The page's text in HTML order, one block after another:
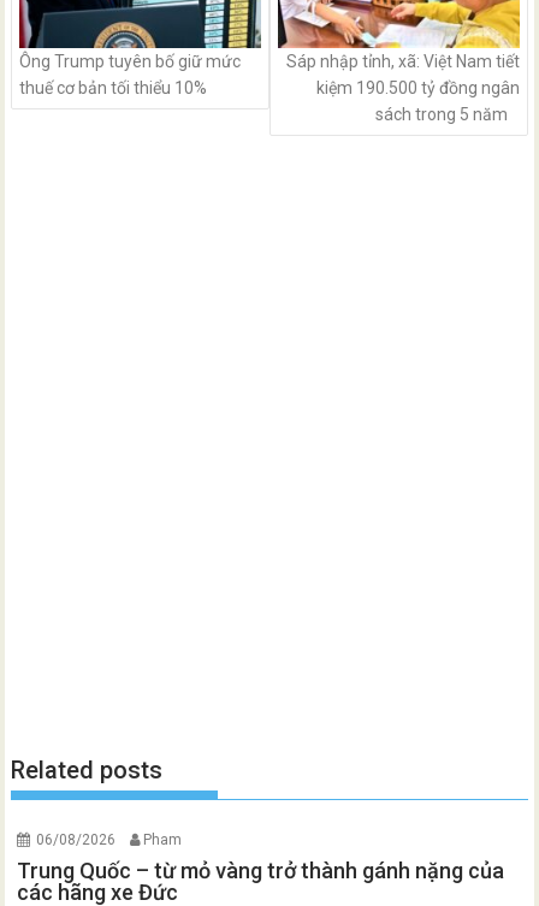
Ông Trump tuyên bố giữ mức
thuế cơ bản tối thiểu 10%
Sáp nhập tỉnh, xã: Việt Nam tiết
kiệm 190.500 tỷ đồng ngân
sách trong 5 năm
Related posts
06/08/2026 Pham
Trung Quốc – từ mỏ vàng trở thành gánh nặng của
các hãng xe Đức